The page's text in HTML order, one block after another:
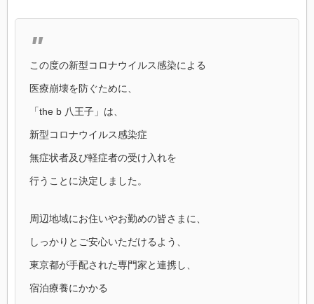
この度の新型コロナウイルス感染による
医療崩壊を防ぐために、
「the b 八王子」は、
新型コロナウイルス感染症
無症状者及び軽症者の受け入れを
行うことに決定しました。
周辺地域にお住いやお勤めの皆さまに、
しっかりとご安心いただけるよう、
東京都が手配された専門家と連携し、
宿泊療養にかかる